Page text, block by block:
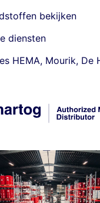
bekijken
diensten
HEMA, Mourik, De